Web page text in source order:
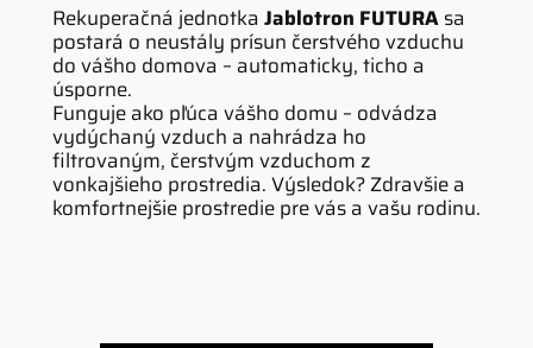
Rekuperačná jednotka Jablotron FUTURAsa
postará o neustály prísun čerstvého vzduchu
do vášho domova – automaticky, ticho a
úsporne.
Funguje ako pľúca vášho domu – odvádza
vydýchaný vzduch a nahrádza ho
filtrovaným, čerstvým vzduchom z
vonkajšieho prostredia. Výsledok? Zdravšie a
komfortnejšie prostredie pre vás a vašu rodinu.